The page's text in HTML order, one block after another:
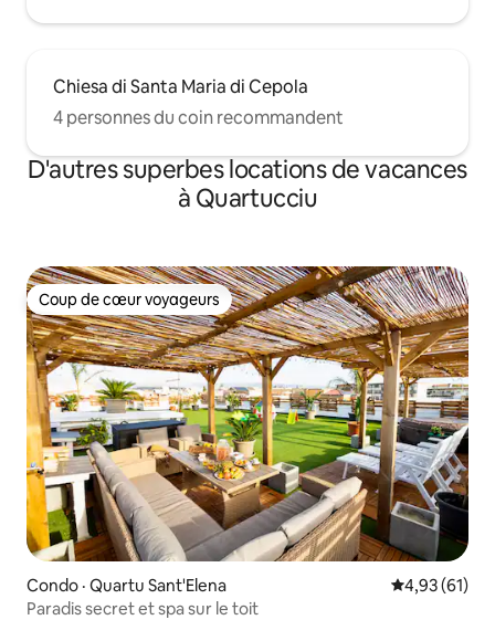
Chiesa di Santa Maria di Cepola
4 personnes du coin recommandent
D'autres superbes locations de vacances
à Quartucciu
Coup de cœur voyageurs
Coup de cœur voyageurs
Condo · Quartu Sant'Elena Note
4,93 (61)
Paradis secret et spa sur le toit